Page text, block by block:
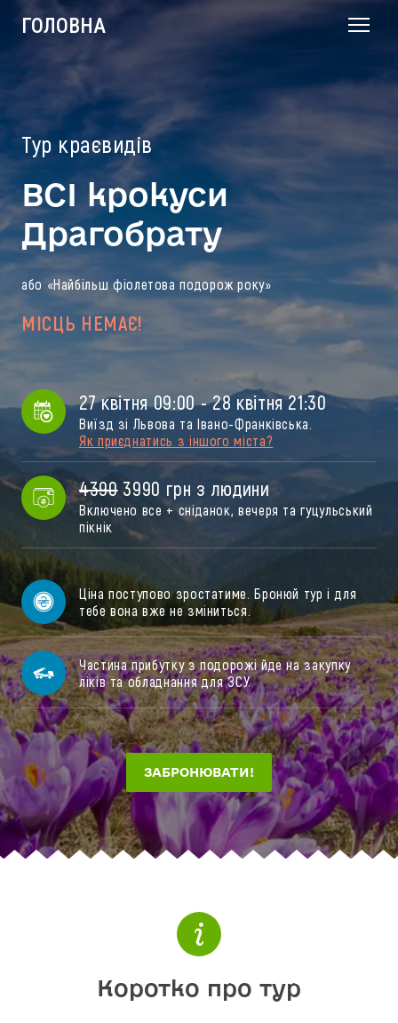
ГОЛОВНА
Тур краєвидів
ВСІ крокуси
Драгобрату
або «‎Найбільш фіолетова подорож року»
МІСЦЬ НЕМАЄ!
27 квітня 09:00 - 28 квітня 21:30
Виїзд зі Львова та Івано-Франківська.
Як приєднатись з іншого міста?
4390 3990 грн з людини
Включено все + сніданок, вечеря та гуцульський
пікнік
Ціна поступово зростатиме. Бронюй тур і для
тебе вона вже не зміниться.
Частина прибутку з подорожі йде на закупку
ліків та обладнання для ЗСУ.
ЗАБРОНЮВАТИ!
Коротко про тур